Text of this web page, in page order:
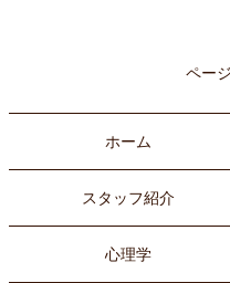
ペー
ホーム
スタッフ紹介
心理学